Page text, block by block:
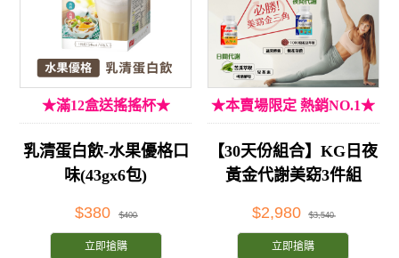
★滿12盒送搖搖杯★
乳清蛋白飲-水果優格口
味(43gx6包)
$380 $400
立即搶購
★本賣場限定 熱銷NO.1★
【30天份組合】KG日夜
黃金代謝美窈3件組
$2,980 $3,540
立即搶購